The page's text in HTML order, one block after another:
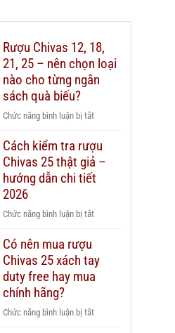
Rượu Chivas 12, 18,
21, 25 – nên chọn loại
nào cho từng ngân
sách quà biếu?
Chức năng bình luận bị tắtở
Chivas
12,
18,
–
loại
nào
Cách kiểm tra rượu
Chivas 25 thật giả –
hướng dẫn chi tiết
2026
Chức năng bình luận bị tắtở
tra
rượu
thật
Có nên mua rượu
Chivas 25 xách tay
duty free hay mua
chính hãng?
Chức năng bình luận bị tắtở